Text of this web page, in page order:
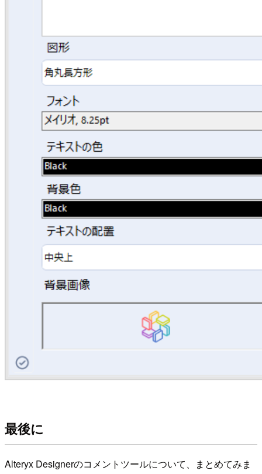
最後に
Alteryx Designerのコメントツールについて、まとめてみま